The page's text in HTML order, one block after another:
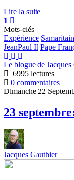
Lire la suite
1
Mots-clés :
Expérience
JeanPaul II Pape
Le blogue de Jacques
6995 lectures
0 commentaires
Dimanche 22
23
Jacques Gauthier